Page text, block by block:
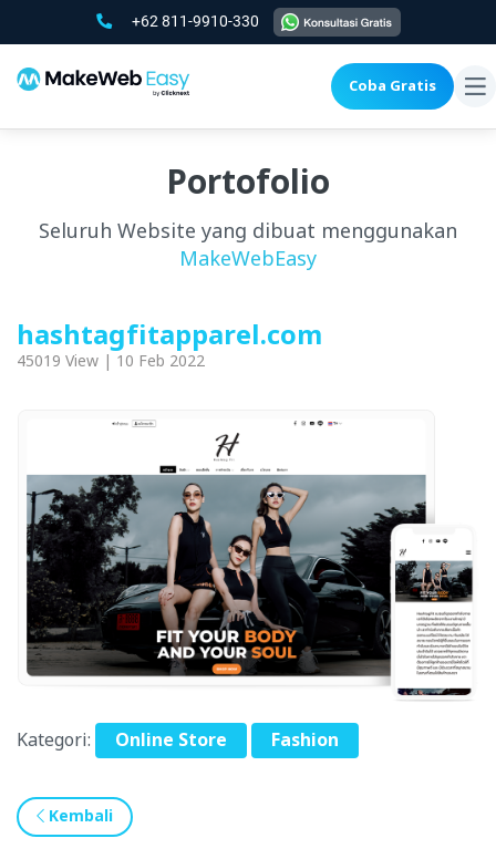
+62 811-9910-330
Coba Gratis
Portofolio
Seluruh Website yang dibuat menggunakan
MakeWebEasy
hashtagfitapparel.com
45019 View | 10 Feb 2022
Kategori: Online Store Fashion
Kembali